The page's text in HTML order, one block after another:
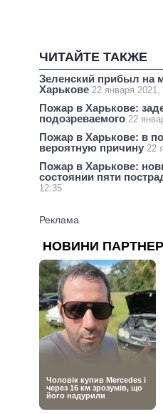
ЧИТАЙТЕ ТАКЖЕ
Зеленский прибыл на
Харькове 22 января 2021,
Пожар в Харькове:
подозреваемого 22
Пожар в Харькове: в
вероятную причину 22
Пожар в Харькове:
состоянии пяти
12:35